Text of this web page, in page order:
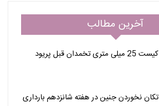
آخرین مطالب
کیست 25 میلی متری تخمدان قبل پریود
تکان نخوردن جنین در هفته شانزدهم بارداری